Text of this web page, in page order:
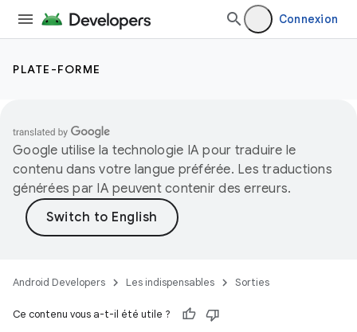
Connexion
PLATE-FORME
Google utilise la technologie IA pour traduire le
contenu dans votre langue préférée. Les traductions
générées par IA peuvent contenir des erreurs.
Android Developers Les indispensables Sorties
Ce contenu vous a-t-il été utile ?